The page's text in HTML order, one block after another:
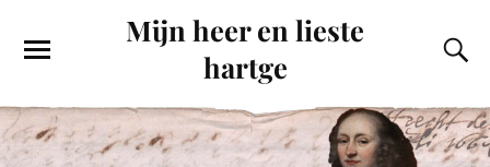
Mijn heer en lieste
hartge